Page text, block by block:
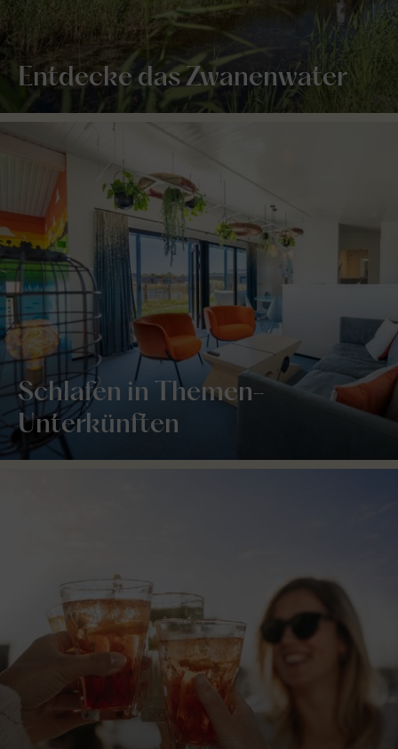
Entdecke das Zwanenwater
Schlafen in Themen-
Unterkünften